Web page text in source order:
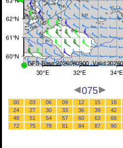
075
00 03 06 09 12 15 18
24
27 30 33 36 39 42
48
51 54 57 60 63 66
72
75 78 81 84 87 90